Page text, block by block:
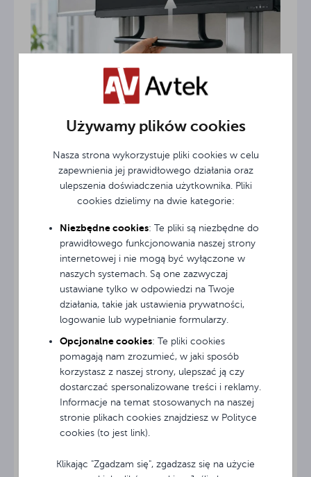
Używamy plików cookies
Nasza strona wykorzystuje pliki cookies w celu
zapewnienia jej prawidłowego działania oraz
ulepszenia doświadczenia użytkownika. Pliki
cookies dzielimy na dwie kategorie:
Niezbędne cookies: Te pliki są niezbędne do
prawidłowego funkcjonowania naszej strony
internetowej i nie mogą być wyłączone w
naszych systemach. Są one zazwyczaj
ustawiane tylko w odpowiedzi na Twoje
działania, takie jak ustawienia prywatności,
logowanie lub wypełnianie formularzy.
Opcjonalne cookies: Te pliki cookies
pomagają nam zrozumieć, w jaki sposób
korzystasz z naszej strony, ulepszać ją czy
dostarczać spersonalizowane treści i reklamy.
Informacje na temat stosowanych na naszej
stronie plikach cookies znajdziesz w Polityce
cookies (to jest link).
Klikając "Zgadzam się", zgadzasz się na użycie
Avtek PylonLift Wings: Nowoczesne
Współczesna szkoła potrzebuje narzędzi, które płynnie
łączą świat cyfrowy z tradycyjnymi metodami nauczania.
Odpowiedzią na te potrzeby jestAvtek PylonLift Wings
ścienno-podłogowy system montażowy
rozwiązanie tworzy kompletne i wygodne miejsce do
prowadzenia lekcji, prezentacji oraz angażujących
ćwiczeń grupowych.
Tradycja spotyka
nowoczesność w jednym
miejscu
Avtek PylonLift Wings
to świetne połączenie
funkcjonalności monitora interaktywnego
z wygodą
klasycznej tablicy szkolnej. W centralnej części znajduje
się miejsce przeznaczone na monitor, natomiast po obu
boczne tablice
skrzydłowe. Dzięki temu nauczyciel zyskuje dodatkową
przestrzeń do pracy bez konieczności ciągłego
przełączania się między programami czy zamykania
wyświetlanych materiałów.
Podczas gdy monitor służy do wyświetlania
materiałów, modeli czy interaktywnych zadań,
tablicepozwalają na bieżąco zapisywać wzory, notatki i
najważniejsze wnioski z lekcji. Cała wiedza pozostaje w
polu widzenia uczniów, co ułatwia skupienie uwagi i
sprawia, że lekcja jest bardziej czytelna.
Avtek PylonLift Wings
Płynna regulacja wysokości bez
użycia siły
Jedną z najważniejszych zalet systemuAvtek PylonLift